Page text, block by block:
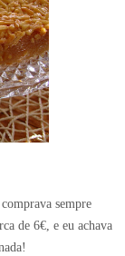
sempre
de 6€, e eu achava